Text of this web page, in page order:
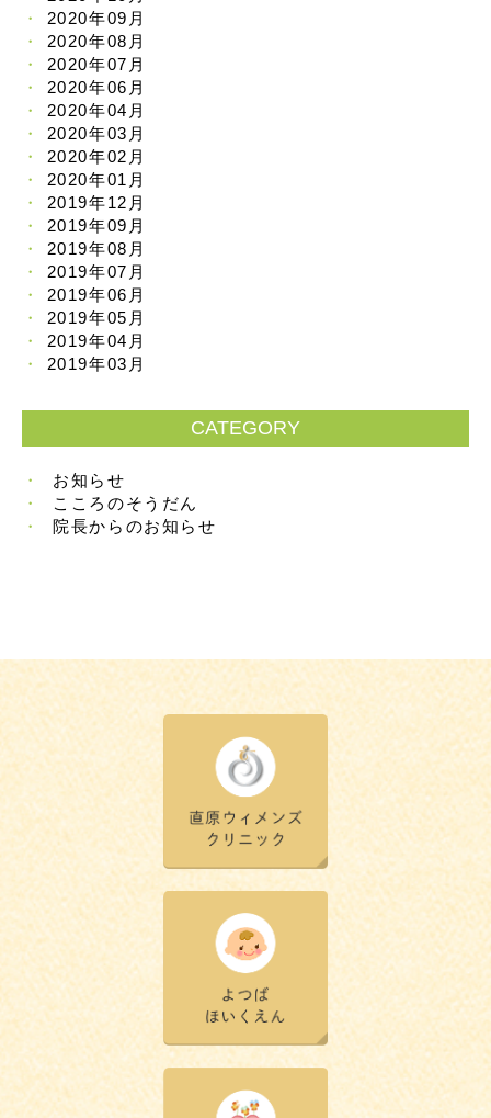
2020年09月
2020年08月
2020年07月
2020年06月
2020年04月
2020年03月
2020年02月
2020年01月
2019年12月
2019年09月
2019年08月
2019年07月
2019年06月
2019年05月
2019年04月
2019年03月
CATEGORY
お知らせ
こころのそうだん
院長からのお知らせ